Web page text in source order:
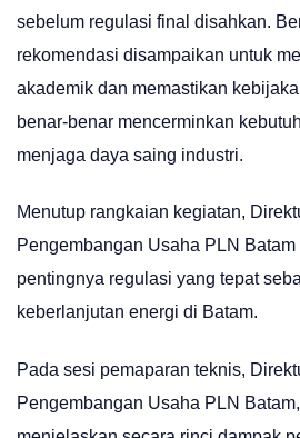
sebelum regulasi final disahkan.
rekomendasi disampaikan untuk
akademik dan memastikan
benar-benar mencerminkan
menjaga daya saing industri.
Menutup rangkaian kegiatan,
Pengembangan Usaha PLN
pentingnya regulasi yang tepat
keberlanjutan energi di Batam.
Pada sesi pemaparan teknis,
Pengembangan Usaha PLN